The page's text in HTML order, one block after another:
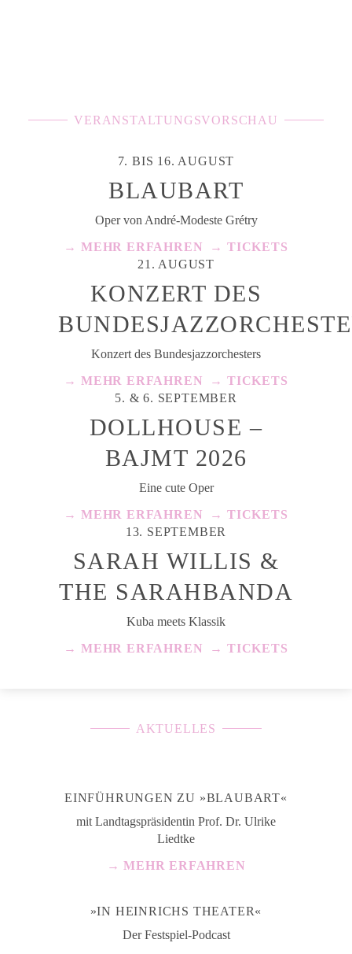
VERANSTALTUNGSVORSCHAU
7. BIS 16. AUGUST
BLAUBART
Oper von André-Modeste Grétry
→ MEHR ERFAHREN
→ TICKETS
21. AUGUST
KONZERT DES
Konzert des Bundesjazzorchesters
→ MEHR ERFAHREN
→ TICKETS
5. & 6. SEPTEMBER
DOLLHOUSE –
BAJMT 2026
Eine cute Oper
→ MEHR ERFAHREN
→ TICKETS
13. SEPTEMBER
SARAH WILLIS &
THE SARAHBANDA
Kuba meets Klassik
→ MEHR ERFAHREN
→ TICKETS
AKTUELLES
EINFÜHRUNGEN ZU »BLAUBART«
mit Landtagspräsidentin Prof. Dr. Ulrike
Liedtke
→ MEHR ERFAHREN
»IN HEINRICHS THEATER«
Der Festspiel-Podcast